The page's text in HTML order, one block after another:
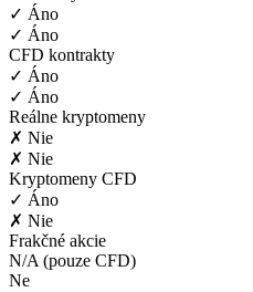
✓ Áno
✓ Áno
CFD kontrakty
✓ Áno
✓ Áno
Reálne kryptomeny
✗ Nie
✗ Nie
Kryptomeny CFD
✓ Áno
✗ Nie
Frakčné akcie
N/A (pouze CFD)
Ne